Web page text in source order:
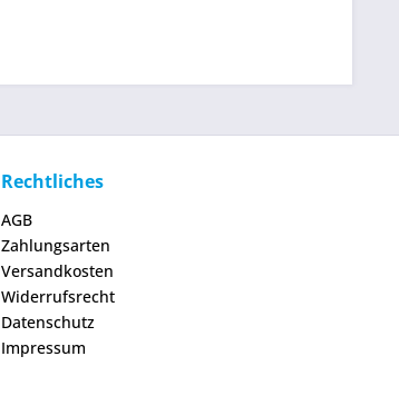
Rechtliches
AGB
Zahlungsarten
Versandkosten
Widerrufsrecht
Datenschutz
Impressum